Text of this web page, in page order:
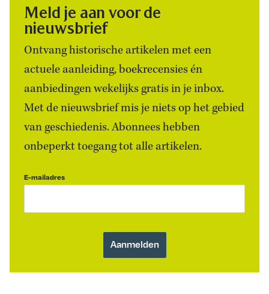
Meld je aan voor de
nieuwsbrief
Ontvang historische artikelen met een
actuele aanleiding, boekrecensies én
aanbiedingen wekelijks gratis in je inbox.
Met de nieuwsbrief mis je niets op het gebied
van geschiedenis. Abonnees hebben
onbeperkt toegang tot alle artikelen.
E-mailadres